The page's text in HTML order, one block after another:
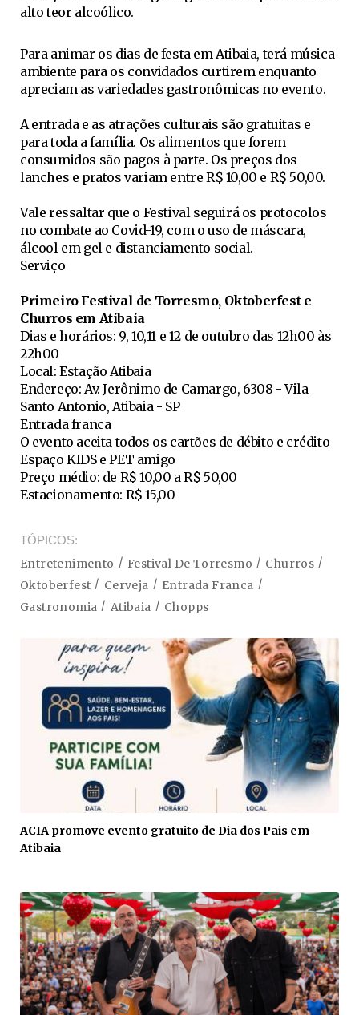
alto teor alcoólico.
Para animar os dias de festa em Atibaia, terá música
ambiente para os convidados curtirem enquanto
apreciam as variedades gastronômicas no evento.
A entrada e as atrações culturais são gratuitas e
para toda a família. Os alimentos que forem
consumidos são pagos à parte. Os preços dos
lanches e pratos variam entre R$ 10,00 e R$ 50,00.
Vale ressaltar que o Festival seguirá os protocolos
no combate ao Covid-19, com o uso de máscara,
álcool em gel e distanciamento social.
Serviço
Primeiro Festival de Torresmo, Oktoberfest e
Churros em Atibaia
Dias e horários: 9, 10,11 e 12 de outubro das 12h00 às
22h00
Local: Estação Atibaia
Endereço: Av. Jerônimo de Camargo, 6308 - Vila
Santo Antonio, Atibaia - SP
Entrada franca
O evento aceita todos os cartões de débito e crédito
Espaço KIDS e PET amigo
Preço médio: de R$ 10,00 a R$ 50,00
Estacionamento: R$ 15,00
TÓPICOS
Entretenimento Festival De Torresmo
Churros
Oktoberfest
Cerveja
Entrada Franca
Gastronomia
Atibaia Chopps
ACIA promove evento gratuito de Dia dos Pais em
Atibaia